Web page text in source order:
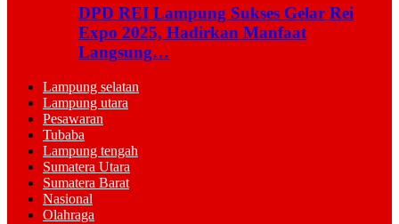
DPD REI Lampung Sukses Gelar Rei
Expo 2025, Hadirkan Manfaat
Langsung…
Lampung selatan
Lampung utara
Pesawaran
Tubaba
Lampung tengah
Sumatera Utara
Sumatera Barat
Nasional
Olahraga